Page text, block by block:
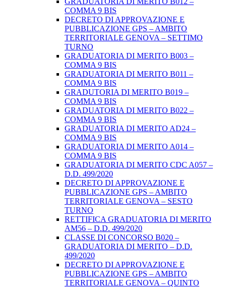
COMMA 9 BIS
DECRETO DI APPROVAZIONE E
PUBBLICAZIONE GPS – AMBITO
TERRITORIALE GENOVA – SETTIMO
TURNO
GRADUATORIA DI MERITO B003 –
COMMA 9 BIS
GRADUATORIA DI MERITO B011 –
COMMA 9 BIS
GRADUTORIA DI MERITO B019 –
COMMA 9 BIS
GRADUATORIA DI MERITO B022 –
COMMA 9 BIS
GRADUATORIA DI MERITO AD24 –
COMMA 9 BIS
GRADUATORIA DI MERITO A014 –
COMMA 9 BIS
GRADUATORIA DI MERITO CDC A057 –
D.D. 499/2020
DECRETO DI APPROVAZIONE E
PUBBLICAZIONE GPS – AMBITO
TERRITORIALE GENOVA – SESTO
TURNO
RETTIFICA GRADUATORIA DI MERITO
AM56 – D.D. 499/2020
CLASSE DI CONCORSO B020 –
GRADUATORIA DI MERITO – D.D.
499/2020
DECRETO DI APPROVAZIONE E
PUBBLICAZIONE GPS – AMBITO
TERRITORIALE GENOVA – QUINTO